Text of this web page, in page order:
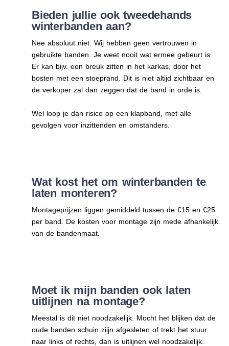
Bieden jullie ook tweedehands
winterbanden aan?
Nee absoluut niet. Wij hebben geen vertrouwen in
gebruikte banden. Je weet nooit wat ermee gebeurt is.
Er kan bijv. een breuk zitten in het karkas, door het
bosten met een stoeprand. Dit is niet altijd zichtbaar en
de verkoper zal dan zeggen dat de band in orde is.
Wel loop je dan risico op een klapband, met alle
gevolgen voor inzittenden en omstanders.
Wat kost het om winterbanden te
laten monteren?
Montageprijzen liggen gemiddeld tussen de €15 en €25
per band. De kosten voor montage zijn mede afhankelijk
van de bandenmaat.
Moet ik mijn banden ook laten
uitlijnen na montage?
Meestal is dit niet noodzakelijk. Mocht het blijken dat de
oude banden schuin ziijn afgesleten of trekt het stuur
naar links of rechts, dan is uitlijnen wel noodzakelijk.